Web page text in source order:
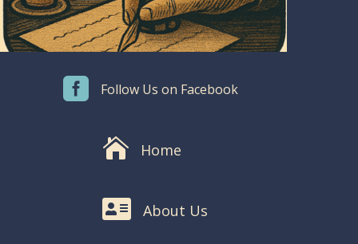
 Follow Us on Facebook
 Home
 About Us